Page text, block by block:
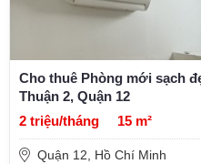
Cho thuê Phòng mới sạch
Thuận 2, Quận 12
2 triệu/tháng
15 m²
Quận 12, Hồ Chí Minh